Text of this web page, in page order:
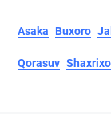
Asaka Buxoro
Qorasuv